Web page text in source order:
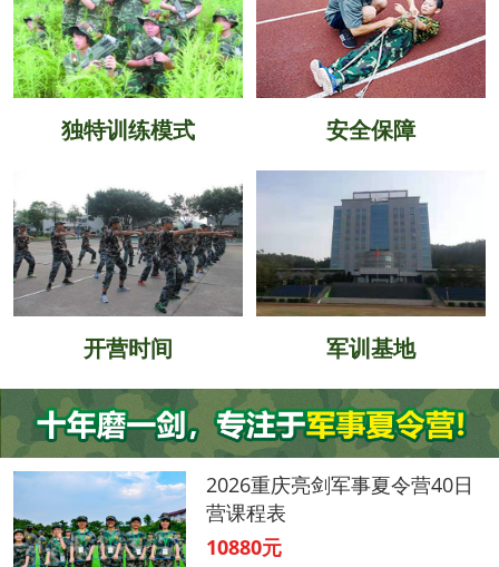
独特训练模式 安全保障
开营时间 军训基地
2026重庆亮剑军事夏令营40日
营课程表
10880元